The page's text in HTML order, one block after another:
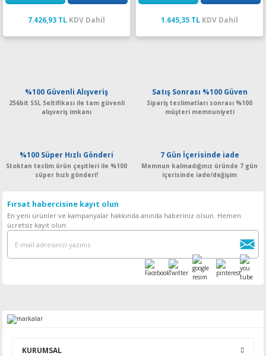
7.426,93 TL KDV Dahil 1.645,35 TL KDV Dahil
%100 Güvenli Alışveriş
256bit SSL Seltifikası ile tam güvenli
alışveriş imkanı
Satış Sonrası %100 Güven
Sipariş teslimatları sonrası %100
müşteri memnuniyeti
%100 Süper Hızlı Gönderi
Stoktan teslim ürün çeşitleri ile %100
süper hızlı gönderi!
7 Gün İçerisinde iade
Memnun kalmadığınız üründe 7 gün
içerisinde iade/değişim
Fırsat habercisine kayıt olun
En yeni ürünler ve kampanyalar hakkında anında haberiniz olsun. Hemen
ücretsiz kayıt olun
KURUMSAL